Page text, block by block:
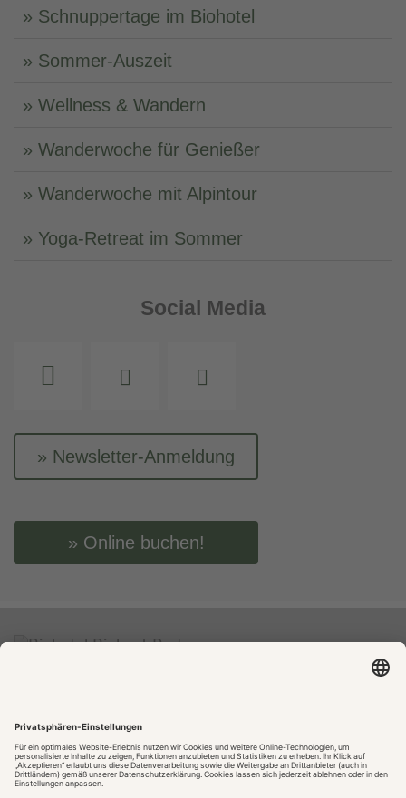
Schnuppertage im Biohotel
Sommer-Auszeit
Wellness & Wandern
Wanderwoche für Genießer
Wanderwoche mit Alpintour
Yoga-Retreat im Sommer
Social Media
Newsletter-Anmeldung
Online buchen!